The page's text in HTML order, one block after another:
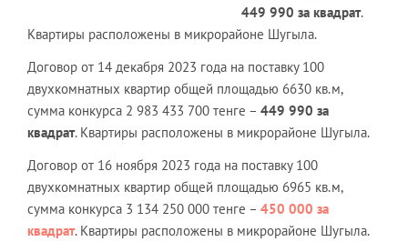
449 990 за квадрат.
Квартиры расположены в микрорайоне Шугыла.
Договор от 14 декабря 2023 года на поставку 100
двухкомнатных квартир общей площадью 6630 кв.м,
сумма конкурса 2 983 433 700 тенге – 449 990 за
квадрат. Квартиры расположены в микрорайоне Шугыла.
Договор от 16 ноября 2023 года на поставку 100
двухкомнатных квартир общей площадью 6965 кв.м,
сумма конкурса 3 134 250 000 тенге – 450 000 за
квадрат. Квартиры расположены в микрорайоне Шугыла.